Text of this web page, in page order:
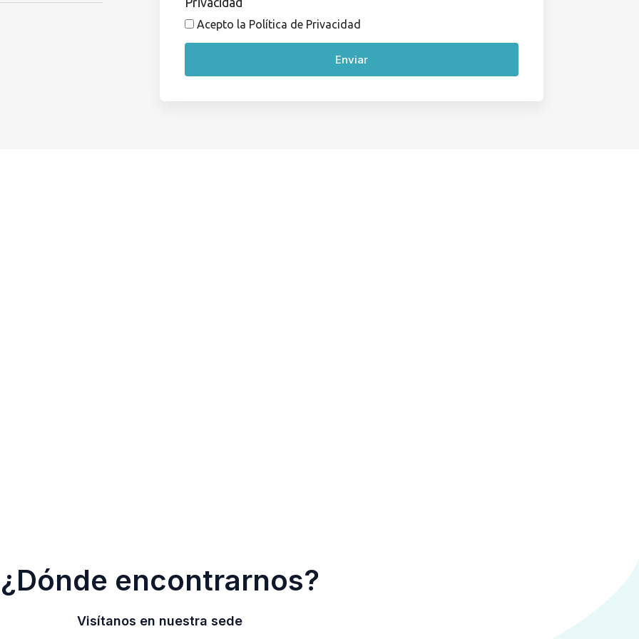
Acepto la Política de Privacidad
Enviar
¿Dónde encontrarnos?
Visítanos en nuestra sede